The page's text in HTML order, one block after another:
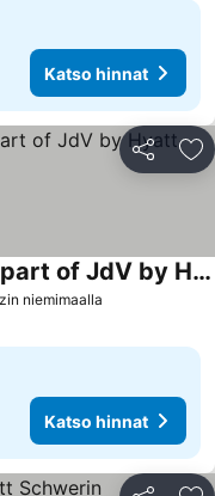
Katso hinnat
Jaa
niemimaalla
Lindner Hotel Boltenhagen, part of JdV by Hyatt
Katso hinnat